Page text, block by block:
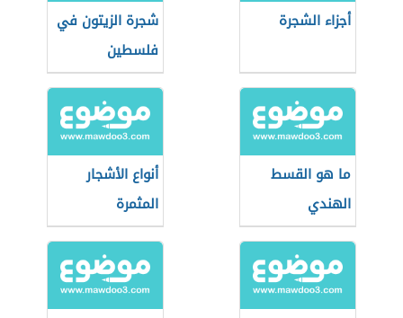
أجزاء الشجرة
شجرة الزيتون في
فلسطين
ما هو القسط
الهندي
أنواع الأشجار
المثمرة